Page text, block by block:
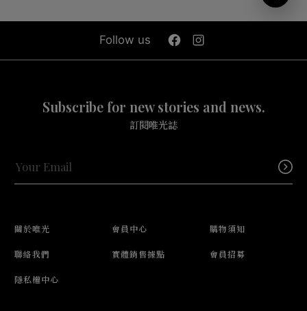
Follow us
Subscribe for new stories and news.
訂閱唯光誌
關於唯光 會員中心 購物須知
聯絡我們 實體銷售據點 會員招募
隱私權中心